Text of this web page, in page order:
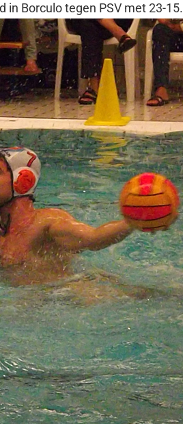
in Borculo tegen PSV met 23-15.